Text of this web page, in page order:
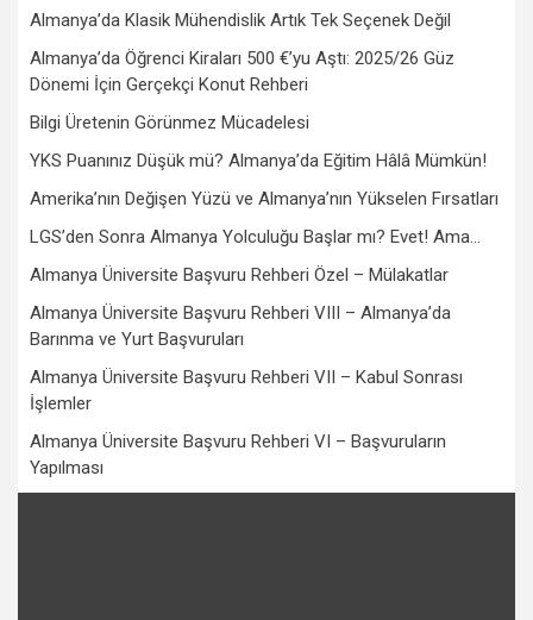
Almanya’da Klasik Mühendislik Artık Tek Seçenek Değil
Almanya’da Öğrenci Kiraları 500 €’yu Aştı: 2025/26 Güz
Dönemi İçin Gerçekçi Konut Rehberi
Bilgi Üretenin Görünmez Mücadelesi
YKS Puanınız Düşük mü? Almanya’da Eğitim Hâlâ Mümkün!
Amerika’nın Değişen Yüzü ve Almanya’nın Yükselen Fırsatları
LGS’den Sonra Almanya Yolculuğu Başlar mı? Evet! Ama…
Almanya Üniversite Başvuru Rehberi Özel – Mülakatlar
Almanya Üniversite Başvuru Rehberi VIII – Almanya’da
Barınma ve Yurt Başvuruları
Almanya Üniversite Başvuru Rehberi VII – Kabul Sonrası
İşlemler
Almanya Üniversite Başvuru Rehberi VI – Başvuruların
Yapılması